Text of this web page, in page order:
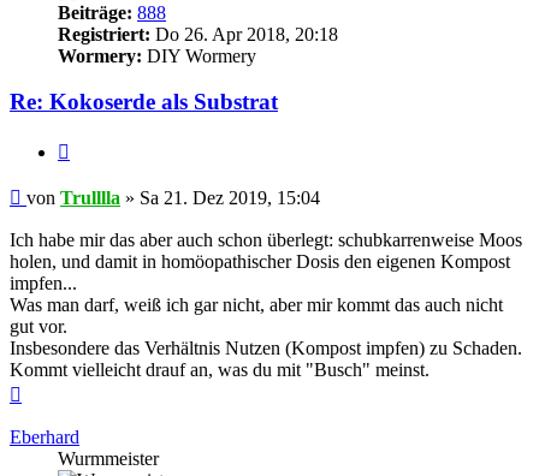
Beiträge: 888
Registriert: Do 26. Apr 2018, 20:18
Wormery: DIY Wormery
Re: Kokoserde als Substrat
Beitrag
von Trulllla » Sa 21. Dez 2019, 15:04
Ich habe mir das aber auch schon überlegt: schubkarrenweise Moos
holen, und damit in homöopathischer Dosis den eigenen Kompost
impfen...
Was man darf, weiß ich gar nicht, aber mir kommt das auch nicht
gut vor.
Insbesondere das Verhältnis Nutzen (Kompost impfen) zu Schaden.
Kommt vielleicht drauf an, was du mit "Busch" meinst.
Eberhard
Wurmmeister